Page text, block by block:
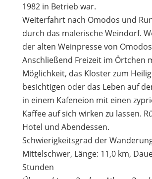
1982 in Betrieb war.
Weiterfahrt nach Omodos und
durch das malerische Weindorf.
der alten Weinpresse von
Anschließend Freizeit im Örtchen
Möglichkeit, das Kloster zum
besichtigen oder das Leben auf
in einem Kafeneion mit einen
Kaffee auf sich wirken zu lassen.
Hotel und Abendessen.
Schwierigkeitsgrad der
Mittelschwer, Länge: 11,0 km,
Stunden